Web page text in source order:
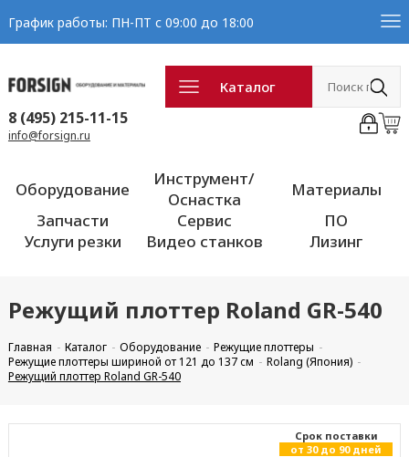
График работы: ПН-ПТ с 09:00 до 18:00
Каталог
8 (495) 215-11-15
info@forsign.ru
Оборудование
Инструмент/
Оснастка
Материалы
Запчасти
Сервис
ПО
Услуги резки
Видео станков Лизинг
Режущий плоттер Roland GR-540
Главная Каталог Оборудование
Режущие плоттеры
Режущие плоттеры шириной от 121 до 137 см
Rolang (Япония)
Режущий плоттер Roland GR-540
Cрок поставки
от 30 до 90 дней